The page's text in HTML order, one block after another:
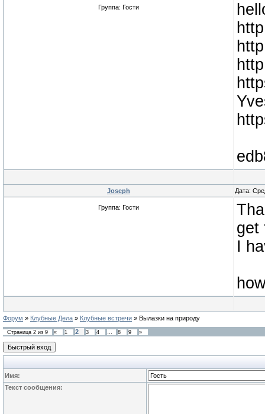
Группа: Гости
Joseph Дата:
Группа: Гости
get
I
Форум » Клубные Дела » Клубные встречи » Вылазки на природу
Страница 2 из 9 « 1 2 3 4 … 8 9 »
Имя:
Текст сообщения: